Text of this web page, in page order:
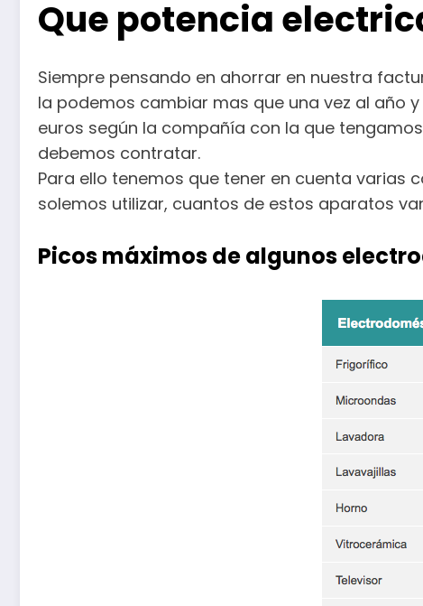
Que potencia
Siempre pensando en ahorrar en nuestra
la podemos cambiar mas que una vez al año
euros según la compañía con la que
debemos contratar.
Para ello tenemos que tener en cuenta varias
solemos utilizar, cuantos de estos aparatos
Picos máximos de algunos